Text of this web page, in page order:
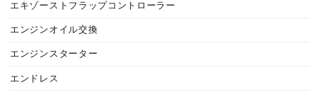
エキゾーストフラップコントローラー
エンジンオイル交換
エンジンスターター
エンドレス